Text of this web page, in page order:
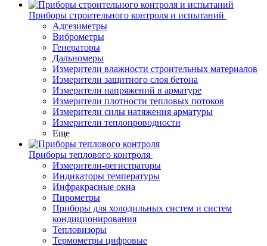
Приборы строительного контроля и испытаний
Адгезиметры
Виброметры
Генераторы
Дальномеры
Измерители влажности строительных материалов
Измерители защитного слоя бетона
Измерители напряжений в арматуре
Измерители плотности тепловых потоков
Измерители силы натяжения арматуры
Измерители теплопроводности
Еще
Приборы теплового контроля
Измерители-регистраторы
Индикаторы температуры
Инфракрасные окна
Пирометры
Приборы для холодильных систем и систем
кондиционирования
Тепловизоры
Термометры цифровые